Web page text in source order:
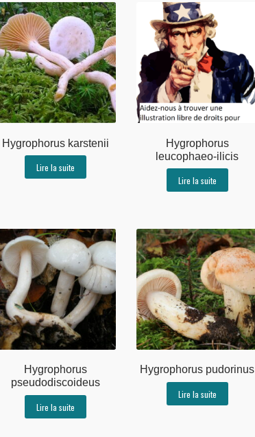
Hygrophorus karstenii
Lire la suite
Hygrophorus
leucophaeo-ilicis
Lire la suite
Hygrophorus
pseudodiscoideus
Lire la suite
Hygrophorus pudorinus
Lire la suite